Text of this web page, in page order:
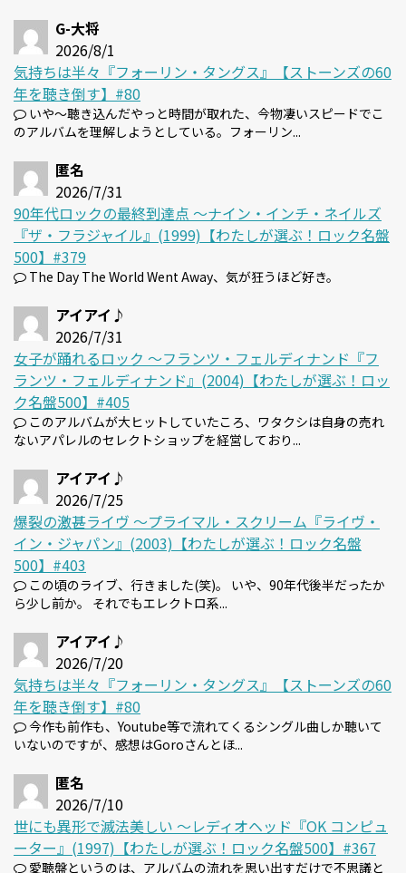
G-大将
2026/8/1
気持ちは半々『フォーリン・タングス』【ストーンズの60
年を聴き倒す】#80
いや～聴き込んだやっと時間が取れた、今物凄いスピードでこ
のアルバムを理解しようとしている。フォーリン...
匿名
2026/7/31
90年代ロックの最終到達点 〜ナイン・インチ・ネイルズ
『ザ・フラジャイル』(1999)【わたしが選ぶ！ロック名盤
500】#379
The Day The World Went Away、気が狂うほど好き。
アイアイ♪
2026/7/31
女子が踊れるロック 〜フランツ・フェルディナンド『フ
ランツ・フェルディナンド』(2004)【わたしが選ぶ！ロッ
ク名盤500】#405
このアルバムが大ヒットしていたころ、ワタクシは自身の売れ
ないアパレルのセレクトショップを経営しており...
アイアイ♪
2026/7/25
爆裂の激甚ライヴ 〜プライマル・スクリーム『ライヴ・
イン・ジャパン』(2003)【わたしが選ぶ！ロック名盤
500】#403
この頃のライブ、行きました(笑)。 いや、90年代後半だったか
ら少し前か。 それでもエレクトロ系...
アイアイ♪
2026/7/20
気持ちは半々『フォーリン・タングス』【ストーンズの60
年を聴き倒す】#80
今作も前作も、Youtube等で流れてくるシングル曲しか聴いて
いないのですが、感想はGoroさんとほ...
匿名
2026/7/10
世にも異形で滅法美しい 〜レディオヘッド『OK コンピュ
ーター』(1997)【わたしが選ぶ！ロック名盤500】#367
愛聴盤というのは、アルバムの流れを思い出すだけで不思議と